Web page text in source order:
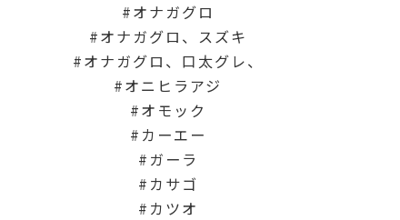
オナガグロ
オナガグロ、スズキ
オナガグロ、口太グレ、
オニヒラアジ
オモック
カーエー
ガーラ
カサゴ
カツオ